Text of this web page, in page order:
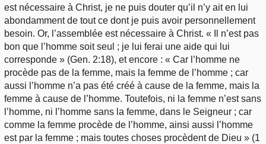
est nécessaire à Christ, je ne puis douter qu’il n’y ait en lui
abondamment de tout ce dont je puis avoir personnellement
besoin. Or, l’assemblée est nécessaire à Christ. « Il n’est pas
bon que l’homme soit seul ; je lui ferai une aide qui lui
corresponde » (Gen. 2:18), et encore : « Car l’homme ne
procède pas de la femme, mais la femme de l’homme ; car
aussi l’homme n’a pas été créé à cause de la femme, mais la
femme à cause de l’homme. Toutefois, ni la femme n’est sans
l’homme, ni l’homme sans la femme, dans le Seigneur ; car
comme la femme procède de l’homme, ainsi aussi l’homme
est par la femme ; mais toutes choses procèdent de Dieu » (1